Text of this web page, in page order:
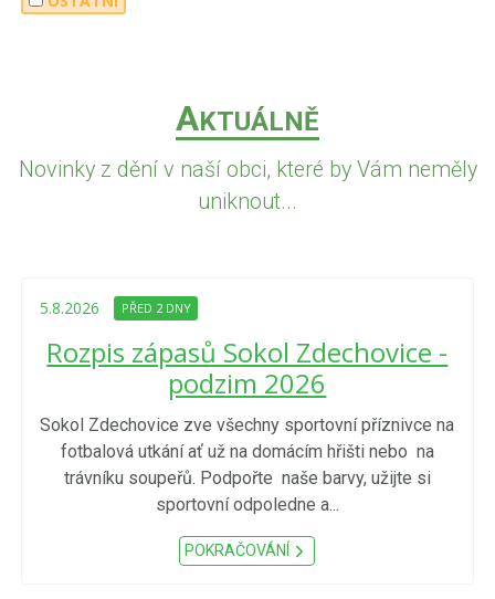
AKTUÁLNĚ
Novinky z dění v naší obci, které by Vám neměly
uniknout...
5.8.2026 PŘED 2 DNY
Rozpis zápasů Sokol Zdechovice -
podzim 2026
Sokol Zdechovice zve všechny sportovní příznivce na
fotbalová utkání ať už na domácím hřišti nebo na
trávníku soupeřů. Podpořte naše barvy, užijte si
sportovní odpoledne a...
POKRAČOVÁNÍ